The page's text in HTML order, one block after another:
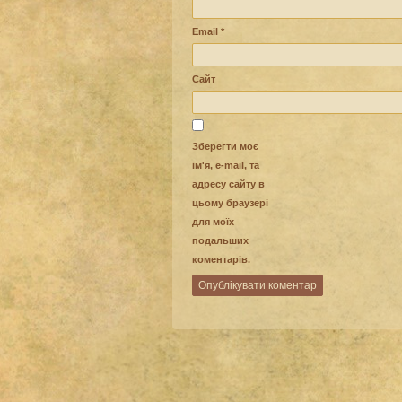
Email *
Сайт
Зберегти моє
ім'я, e-mail, та
адресу сайту в
цьому браузері
для моїх
подальших
коментарів.